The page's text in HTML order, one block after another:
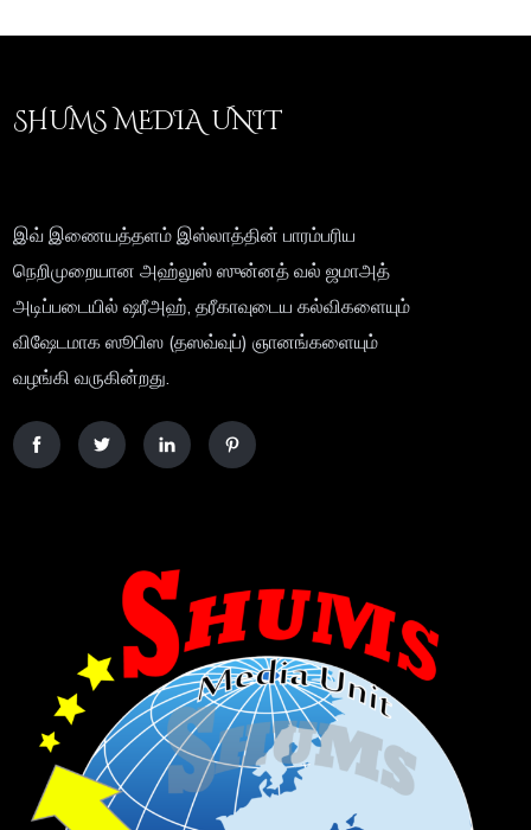
SHUMS MEDIA UNIT
இவ் இணையத்தளம் இஸ்லாத்தின் பாரம்பரிய
நெறிமுறையான அஹ்லுஸ் ஸுன்னத் வல் ஜமாஅத்
அடிப்படையில் ஷரீஅஹ், தரீகாவுடைய கல்விகளையும்
விஷேடமாக ஸூபிஸ (தஸவ்வுப்) ஞானங்களையும்
வழங்கி வருகின்றது.